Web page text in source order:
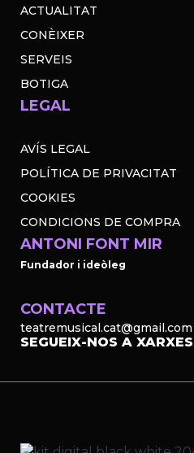
ACTUALITAT
CONÈIXER
SERVEIS
BOTIGA
LEGAL
AVÍS LEGAL
POLÍTICA DE PRIVACITAT
COOKIES
CONDICIONS DE COMPRA
ANTONI FONT MIR
Fundador i ideòleg
CONTACTE
teatremusical.cat@gmail.com
SEGUEIX-NOS A XARXES